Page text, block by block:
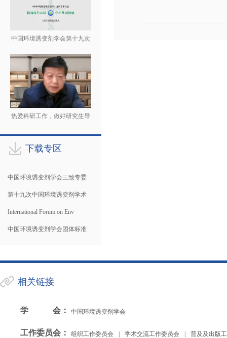
中国环境诱变剂学会第十九次
热爱科研工作，做好研究生导
下载专区
中国环境诱变剂学会三致专委
第十九次中国环境诱变剂学术
International Forum on Env
中国环境诱变剂学会团体标准
相关链接
学会 ： 中国环境诱变剂学会
工作委员会 ： 组织工作委员会 | 学术交流工作委员会 | 普及及出版